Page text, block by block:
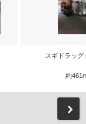
スギドラッグ
約